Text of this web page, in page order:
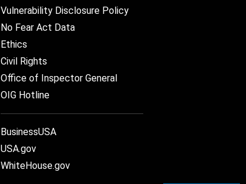
Vulnerability Disclosure Policy
No Fear Act Data
Ethics
Civil Rights
Office of Inspector General
OIG Hotline
BusinessUSA
USA.gov
WhiteHouse.gov